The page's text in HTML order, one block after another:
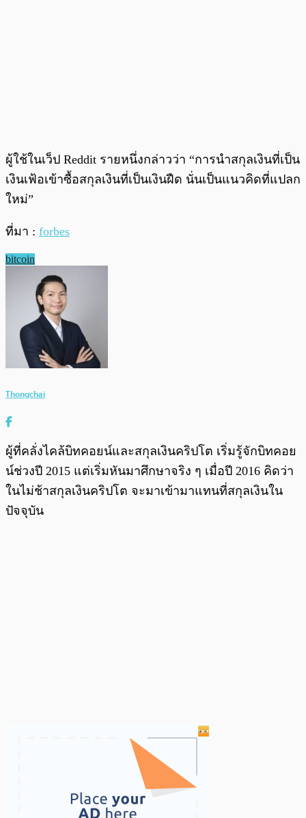
ผู้ใช้ในเว็ป Reddit รายหนึ่งกล่าวว่า “การนำสกุลเงินที่เป็น
เงินเฟ้อเข้าซื้อสกุลเงินที่เป็นเงินฝืด นั่นเป็นแนวคิดที่แปลก
ใหม่”
ที่มา : forbes
bitcoin
Thongchai
ผู้ที่คลั่งไคล้บิทคอยน์และสกุลเงินคริปโต เริ่มรู้จักบิทคอย
น์ช่วงปี 2015 แต่เริ่มหันมาศึกษาจริง ๆ เมื่อปี 2016 คิดว่า
ในไม่ช้าสกุลเงินคริปโต จะมาเข้ามาแทนที่สกุลเงินใน
ปัจจุบัน